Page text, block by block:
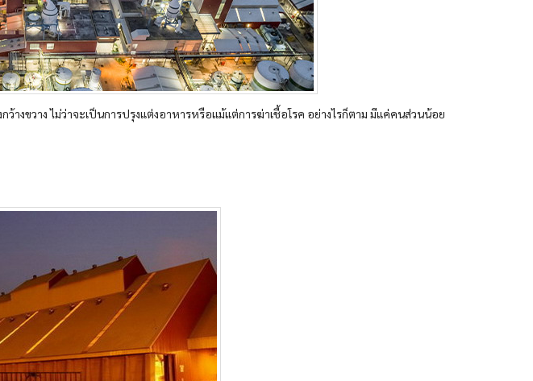
งขวาง ไม่ว่าจะเป็นการปรุงแต่งอาหารหรือแม้แต่การฆ่าเชื้อโรค อย่างไรก็ตาม มีแค่คนส่วนน้อย